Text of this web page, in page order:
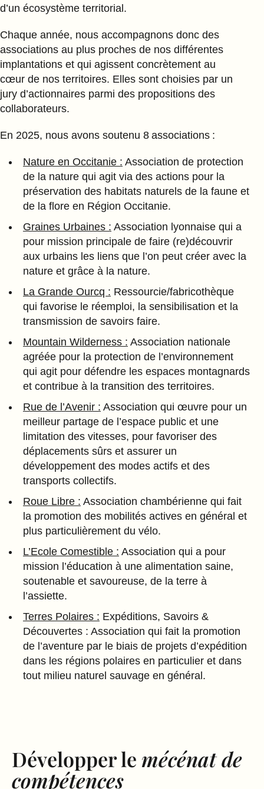
d’un écosystème territorial.
Chaque année, nous accompagnons donc des
associations au plus proches de nos différentes
implantations et qui agissent concrètement au
cœur de nos territoires. Elles sont choisies par un
jury d’actionnaires parmi des propositions des
collaborateurs.
En 2025, nous avons soutenu 8 associations :
Nature en Occitanie : Association de protection
de la nature qui agit via des actions pour la
préservation des habitats naturels de la faune et
de la flore en Région Occitanie.
Graines Urbaines : Association lyonnaise qui a
pour mission principale de faire (re)découvrir
aux urbains les liens que l’on peut créer avec la
nature et grâce à la nature.
La Grande Ourcq : Ressourcie/fabricothèque
qui favorise le réemploi, la sensibilisation et la
transmission de savoirs faire.
Mountain Wilderness : Association nationale
agréée pour la protection de l’environnement
qui agit pour défendre les espaces montagnards
et contribue à la transition des territoires.
Rue de l’Avenir : Association qui œuvre pour un
meilleur partage de l’espace public et une
limitation des vitesses, pour favoriser des
déplacements sûrs et assurer un
développement des modes actifs et des
transports collectifs.
Roue Libre : Association chambérienne qui fait
la promotion des mobilités actives en général et
plus particulièrement du vélo.
L’Ecole Comestible : Association qui a pour
mission l’éducation à une alimentation saine,
soutenable et savoureuse, de la terre à
l’assiette.
Terres Polaires : Expéditions, Savoirs &
Découvertes : Association qui fait la promotion
de l’aventure par le biais de projets d’expédition
dans les régions polaires en particulier et dans
tout milieu naturel sauvage en général.
Développer le mécénat de
compétences